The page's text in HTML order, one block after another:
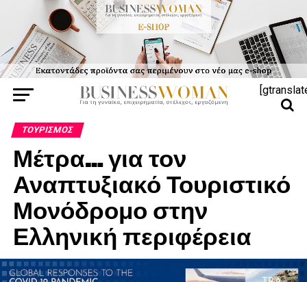
ΤΟΥΡΙΣΜΌΣ
Μέτρα… για τον
Αναπτυξιακό Τουριστικό
Μονόδρομο στην
Ελληνική περιφέρεια